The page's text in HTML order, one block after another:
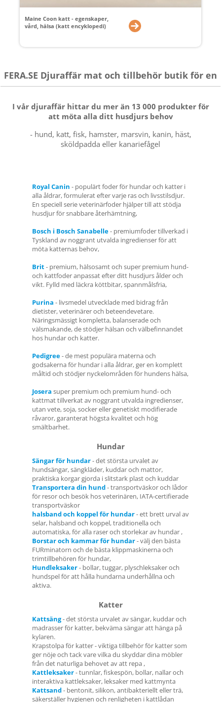
Maine Coon katt - egenskaper,
vård, hälsa (katt encyklopedi)
FERA.SE Djuraffär mat och tillbehör butik för en
I vår djuraffär hittar du mer än 13 000 produkter för
att möta alla ditt husdjurs behov
- hund, katt, fisk, hamster, marsvin, kanin, häst,
sköldpadda eller kanariefågel
Royal Canin - populärt foder för hundar och katter i
alla åldrar, formulerat efter varje ras och livsstilsdjur.
En speciell serie veterinärfoder hjälper till att stödja
husdjur för snabbare återhämtning,
Bosch i Bosch Sanabelle- premiumfoder tillverkad i
Tyskland av noggrant utvalda ingredienser för att
möta katternas behov,
Brit- premium, hälsosamt och super premium hund-
och kattfoder anpassat efter ditt husdjurs ålder och
vikt. Fylld med läckra köttbitar, spannmålsfria,
Purina - livsmedel utvecklade med bidrag från
dietister, veterinärer och beteendevetare.
Näringsmässigt kompletta, balanserade och
välsmakande, de stödjer hälsan och välbefinnandet
hos hundar och katter.
Pedigree- de mest populära materna och
godsakerna för hundar i alla åldrar, ger en komplett
måltid och stödjer nyckelområden för hundens hälsa,
Josera super premium och premium hund- och
kattmat tillverkat av noggrant utvalda ingredienser,
utan vete, soja, socker eller genetiskt modifierade
råvaror, garanterat högsta kvalitet och hög
smältbarhet.
Hundar
Sängar för hundar- det största urvalet av
hundsängar, sängkläder, kuddar och mattor,
praktiska korgar gjorda i slitstark plast och kuddar
Transportera din hund- transportväskor och lådor
för resor och besök hos veterinären, IATA-certifierade
transportväskor
halsband och koppel för hundar- ett brett urval av
selar, halsband och koppel, traditionella och
automatiska, för alla raser och storlekar av hundar ,
Borstar och kammar för hundar- välj den bästa
FURminatorn och de bästa klippmaskinerna och
trimtillbehören för hundar,
Hundleksaker- bollar, tuggar, plyschleksaker och
hundspel för att hålla hundarna underhållna och
aktiva.
Katter
Kattsäng- det största urvalet av sängar, kuddar och
madrasser för katter, bekväma sängar att hänga på
kylaren.
Krapstolpa för katter - viktiga tillbehör för katter som
ger nöje och tack vare vilka du skyddar dina möbler
från det naturliga behovet av att repa ,
Kattleksaker- tunnlar, fiskespön, bollar, nallar och
interaktiva kattleksaker, leksaker med kattmynta
Kattsand- bentonit, silikon, antibakteriellt eller trä,
säkerställer hygienen och renligheten i kattlådan